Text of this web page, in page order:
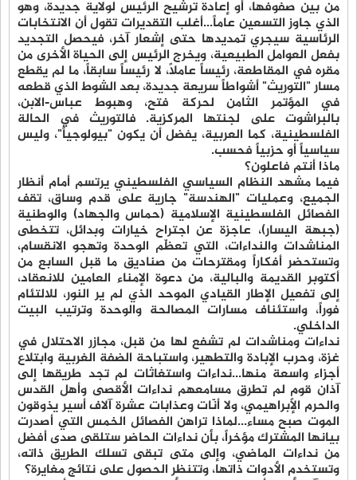
من بين صفوفها، أو إعادة ترشيح الرئيس لولاية جديدة، وهو
الذي جاوز التسعين عاماً...أغلب التقديرات تقول أن الانتخابات
الرئاسية سيجري تمديدها حتى إشعار آخر، فيحصل التجديد
بفعل العوامل الطبيعية، ويخرج الرئيس إلى الحياة الأخرى من
مقره في المقاطعة، رئيساً عاملاً، لا رئيساً سابقاً، ما لم يقطع
مسار "التوريث" أشواطاً سريعة جديدة، بعد الشوط الذي قطعه
في المؤتمر الثامن لحركة فتح، وهبوط عباس-الابن،
بالبراشوت على لجنتها المركزية. فالتوريث في الحالة
الفلسطينية، كما العربية، يفضل أن يكون "بيولوجياً"، وليس
سياسياً أو حزبياً فحسب.
ماذا أنتم فاعلون؟
فيما مشهد النظام السياسي الفلسطيني يرتسم أمام أنظار
الجميع، وعمليات "الهندسة" جارية على قدم وساق، تقف
الفصائل الفلسطينية الإسلامية (حماس والجهاد) والوطنية
(جبهة اليسار)، عاجزة عن اجتراح خيارات وبدائل، تتخطى
المناشدات والنداءات، التي تعظّم الوحدة وتهجو الانقسام،
وتستحضر أفكاراً ومقترحات من صناديق ما قبل السابع من
أكتوبر القديمة والبالية، من دعوة الإمناء العامين للانعقاد،
إلى تفعيل الإطار القيادي الموحد الذي لم ير النور، للالتئام
فوراً، واستئناف مسارات المصالحة والوحدة وترتيب البيت
الداخلي.
نداءات ومناشدات لم تشفع لها من قبل، مجازر الاحتلال في
غزة، وحرب الإبادة والتطهير، واستباحة الضفة الغربية وابتلاع
أجزاء واسعة منها...نداءات واستغاثات لم تجد طريقها إلى
آذان قومٍ لم تطرق مسامعهم نداءات الأقصى وأهل القدس
والحرم الإبراهيمي، ولا أنّات وعذابات عشرة آلاف أسير يذوقون
الموت صبح مساء...لماذا تراهن الفصائل الخمس التي أصدرت
بيانها المشترك مؤخراً، بأن نداءات الحاضر ستلقى صدى أفضل
من نداءات الماضي، وإلى متى تبقى تسلك الطريق ذاته،
وتستخدم الأدوات ذاتها، وتتنظر الحصول على نتائج مغايرة؟